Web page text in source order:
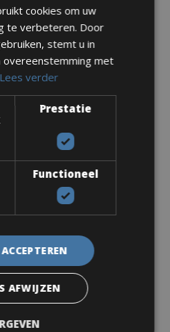
aan de Middellandse Zee en
de l'Esterel
in het prachtige Var op uw fiets
eiland Corsica, biedt een
zich uitstrekken langs de
Istrische platteland.
is de ideale fietstocht voor wie
in Triëst en de fiets later in
cookies om uw
te verbeteren. Door
stemt u in
overeenstemming met
Lees verder
Prestatie
Functioneel
AFWIJZEN